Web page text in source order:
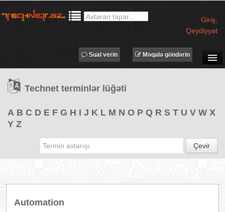
Giriş
Qeydiyyat
TƏDBİRLƏR
PROQRAMLAR
Məqalə göndərin
Sual verin
Technet terminlər lüğəti
A B C D E F G H I J K L M N O P Q R S T U V W X
Y Z
Çevir
Automation